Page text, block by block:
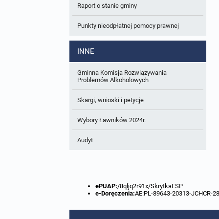
W trakcie opracowania
Zbiory danych przestrzennych
Analizy zmian w zagospodarowaniu
Raport o stanie gminy
Punkty nieodpłatnej pomocy prawnej
INNE
Gminna Komisja Rozwiązywania
Problemów Alkoholowych
Skargi, wnioski i petycje
Wybory Ławników 2024r.
Audyt
ePUAP:/8qljq2r91x/SkrytkaESP
e-Doręczenia:AE:PL-89643-20313-JCHCR-28